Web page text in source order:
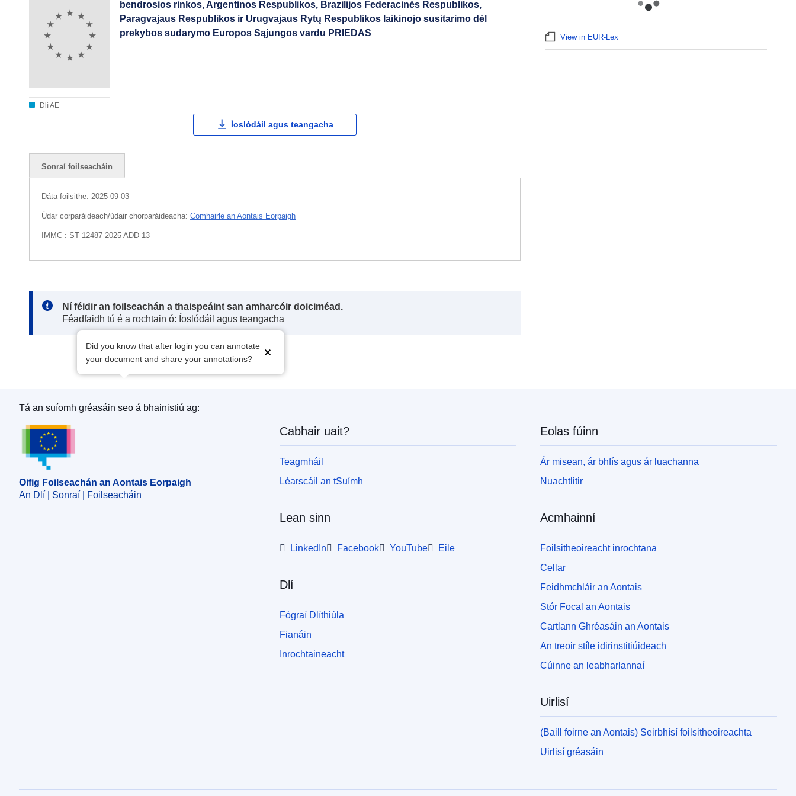
Dlí AE
bendrosios rinkos, Argentinos Respublikos, Brazilijos Federacinės Respublikos,
Paragvajaus Respublikos ir Urugvajaus Rytų Respublikos laikinojo susitarimo dėl
prekybos sudarymo Europos Sąjungos vardu PRIEDAS
Íoslódáil agus teangacha
Sonraí foilseacháin
Dáta foilsithe: 2025-09-03
Údar corparáideach/údair chorparáideacha: Comhairle an Aontais Eorpaigh
IMMC : ST 12487 2025 ADD 13
Note:
Ní féidir an foilseachán a thaispeáint san amharcóir doiciméad.
Féadfaidh tú é a rochtain ó: Íoslódáil agus teangacha
Did you know that after login you can annotate
your document and share your annotations?
View in EUR-Lex
Oifig Foilseachán an Aontais Eorpaigh
Tá an suíomh gréasáin seo á bhainistiú ag:
Oifig Foilseachán an Aontais Eorpaigh
An Dlí | Sonraí | Foilseacháin
Cabhair uait?
Teagmháil
Léarscáil an tSuímh
Lean sinn
LinkedIn Facebook YouTube Eile
Dlí
Fógraí Dlíthiúla
Fianáin
Inrochtaineacht
Eolas fúinn
Ár misean, ár bhfís agus ár luachanna
Nuachtlitir
Acmhainní
Foilsitheoireacht inrochtana
Cellar
Feidhmchláir an Aontais
Stór Focal an Aontais
Cartlann Ghréasáin an Aontais
An treoir stíle idirinstitiúideach
Cúinne an leabharlannaí
Uirlisí
(Baill foirne an Aontais) Seirbhísí foilsitheoireachta
Uirlisí gréasáin